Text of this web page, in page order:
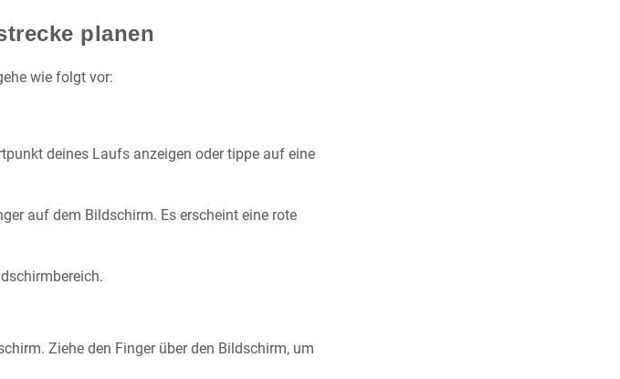
planen
wie folgt vor:
deines Laufs anzeigen oder tippe auf eine
auf dem Bildschirm. Es erscheint eine rote
Ziehe den Finger über den Bildschirm, um